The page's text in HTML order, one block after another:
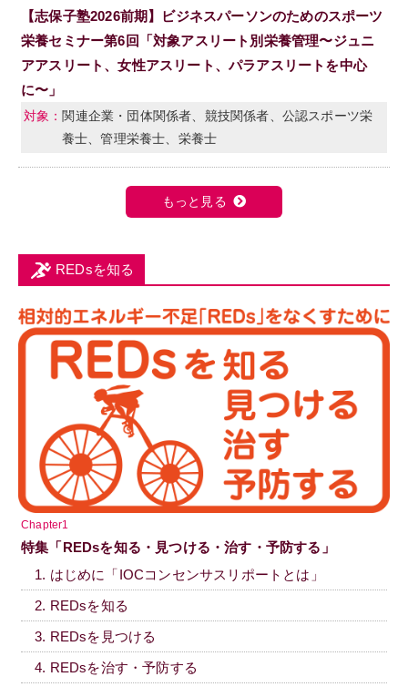
【志保子塾2026前期】ビジネスパーソンのためのスポーツ
栄養セミナー第6回「対象アスリート別栄養管理〜ジュニ
アアスリート、女性アスリート、パラアスリートを中心
に〜」
関連企業・団体関係者、競技関係者、公認スポーツ栄
養士、管理栄養士、栄養士
もっと見る
REDsを知る
Chapter1
特集「REDsを知る・見つける・治す・予防する」
1. はじめに「IOCコンセンサスリポートとは」
2. REDsを知る
3. REDsを見つける
4. REDsを治す・予防する